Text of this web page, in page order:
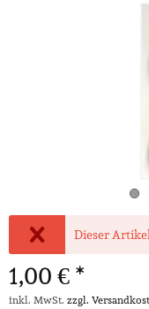
Dieser
1,00 € *
inkl. MwSt. zzgl.